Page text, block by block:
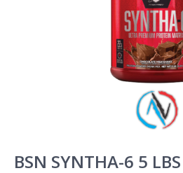
BSN SYNTHA-6 5 LBS